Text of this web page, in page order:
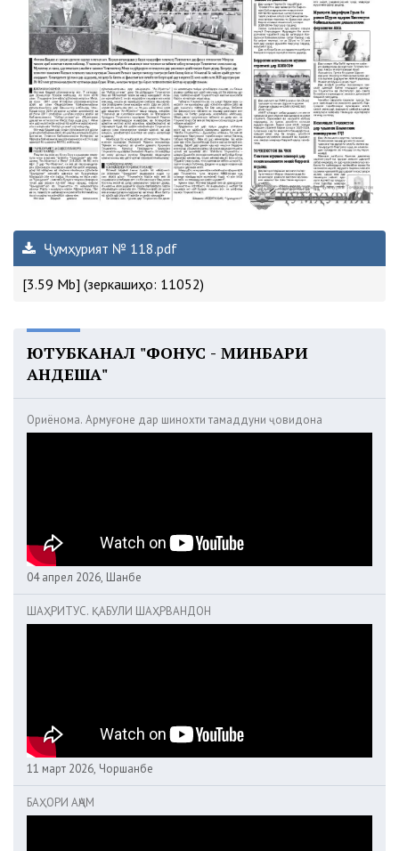
Ҷумҳурият № 118.pdf
[3.59 Mb] (зеркашиҳо: 11052)
ЮТУБКАНАЛ "ФОНУС - МИНБАРИ
АНДЕША"
Ориёнома. Армуғоне дар шинохти тамаддуни ҷовидона
04 апрел 2026, Шанбе
ШАҲРИТУС. ҚАБУЛИ ШАҲРВАНДОН
11 март 2026, Чоршанбе
БАҲОРИ АҶАМ